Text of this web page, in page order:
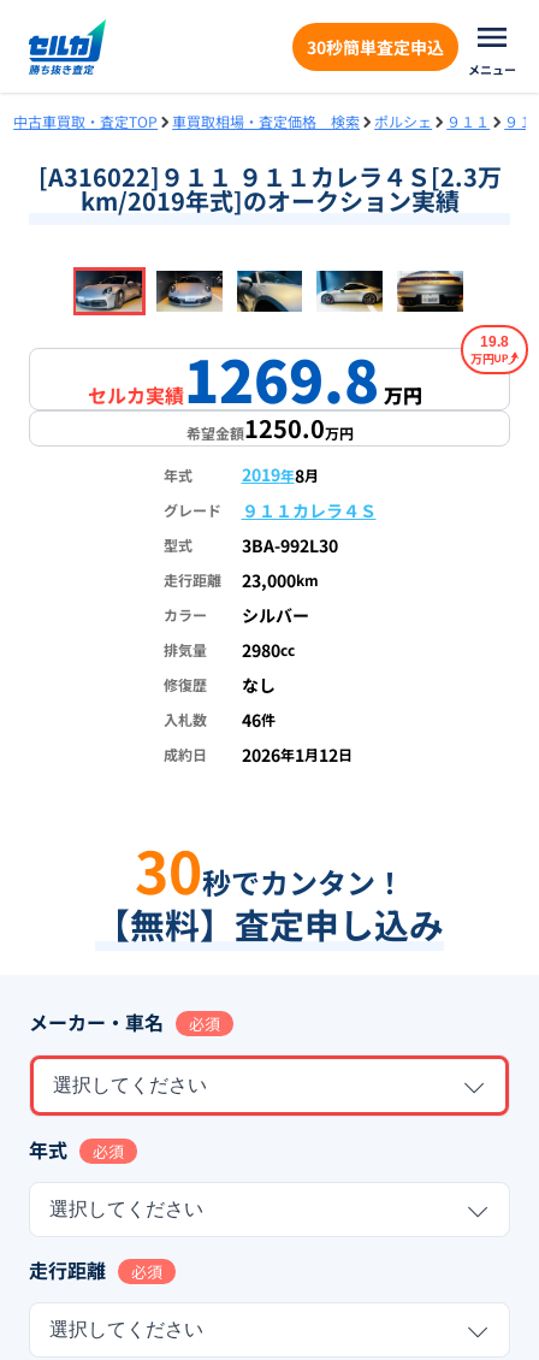
30秒簡単査定申込
メニュー
中古車買取・査定TOP 車買取相場・査定価格 検索 ポルシェ ９１１ ９
[A316022]９１１ ９１１カレラ４Ｓ[2.3万
km/2019年式]のオークション実績
1/16
セルカ実績1269.8万円
19.8
万円
希望金額1250.0万円
年式 2019年8月
グレード
９１１カレラ４Ｓ
型式 3BA-992L30
走行距離 23,000km
カラー
シルバー
排気量 2980cc
修復歴
なし
入札数 46件
成約日
2026年1月12日
30秒でカンタン！
【無料】査定申し込み
メーカー・車名 必須
選択してください
年式 必須
選択してください
走行距離 必須
選択してください